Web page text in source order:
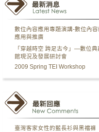
數位內容應用專題演講-數位內容
應用與推廣
「穿越時空 跨足古今」—數位典
館現況及發展研討會
2009 Spring TEI Workshop
臺灣客家女性的藍長衫與黑襠褲